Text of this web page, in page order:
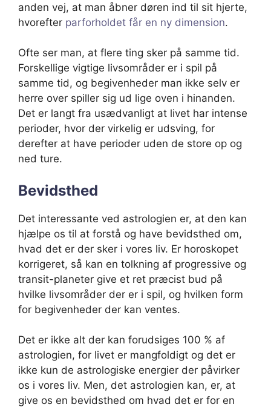
anden vej, at man åbner døren ind til sit hjerte,
hvorefter parforholdet får en ny dimension.
Ofte ser man, at flere ting sker på samme tid.
Forskellige vigtige livsområder er i spil på
samme tid, og begivenheder man ikke selv er
herre over spiller sig ud lige oven i hinanden.
Det er langt fra usædvanligt at livet har intense
perioder, hvor der virkelig er udsving, for
derefter at have perioder uden de store op og
ned ture.
Bevidsthed
Det interessante ved astrologien er, at den kan
hjælpe os til at forstå og have bevidsthed om,
hvad det er der sker i vores liv. Er horoskopet
korrigeret, så kan en tolkning af progressive og
transit-planeter give et ret præcist bud på
hvilke livsområder der er i spil, og hvilken form
for begivenheder der kan ventes.
Det er ikke alt der kan forudsiges 100 % af
astrologien, for livet er mangfoldigt og det er
ikke kun de astrologiske energier der påvirker
os i vores liv. Men, det astrologien kan, er, at
give os en bevidsthed om hvad det er for en